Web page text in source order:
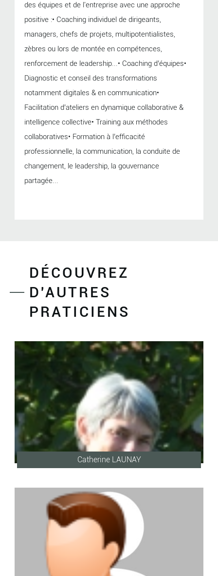
des équipes et de l'entreprise avec une approche
positive :• Coaching individuel de dirigeants,
managers, chefs de projets, multipotentialistes,
zèbres ou lors de montée en compétences,
renforcement de leadership...• Coaching d’équipes•
Diagnostic et conseil des transformations
notamment digitales & en communication•
Facilitation d’ateliers en dynamique collaborative &
intelligence collective• Training aux méthodes
collaboratives• Formation à l’efficacité
professionnelle, la communication, la conduite de
changement, le leadership, la gouvernance
partagée...
DÉCOUVREZ
D'AUTRES
PRATICIENS
Catherine LAUNAY